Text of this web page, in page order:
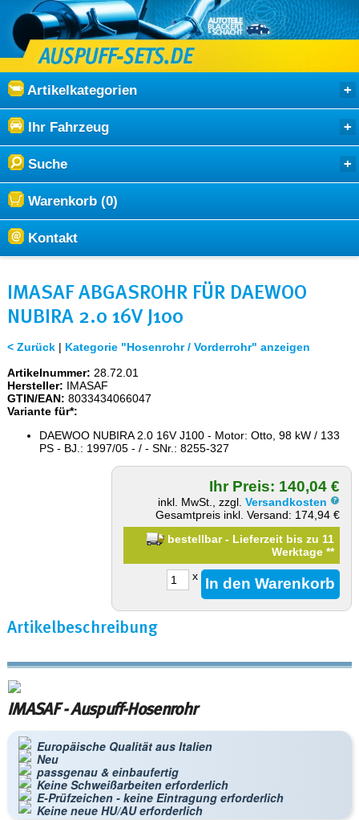
Artikelkategorien
Ihr Fahrzeug
Suche
Warenkorb (0)
Kontakt
IMASAF ABGASROHR FÜR DAEWOO
NUBIRA 2.0 16V J100
< Zurück| Kategorie "Hosenrohr / Vorderrohr" anzeigen
Artikelnummer: 28.72.01
Hersteller: IMASAF
GTIN/EAN: 8033434066047
Variante für*:
DAEWOO NUBIRA 2.0 16V J100 - Motor: Otto, 98 kW / 133
PS - BJ.: 1997/05 - / - SNr.: 8255-327
Ihr Preis: 140,04 €
inkl. MwSt., zzgl.Versandkosten
Gesamtpreis inkl. Versand: 174,94 €
bestellbar - Lieferzeit bis zu 11
Werktage**
x
Artikelbeschreibung
IMASAF - Auspuff-Hosenrohr
Europäische Qualität aus Italien
Neu
passgenau & einbaufertig
Keine Schweißarbeiten erforderlich
E-Prüfzeichen - keine Eintragung erforderlich
Keine neue HU/AU erforderlich